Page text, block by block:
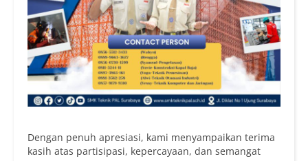
Dengan penuh apresiasi, kami menyampaikan terima
kasih atas partisipasi, kepercayaan, dan semangat